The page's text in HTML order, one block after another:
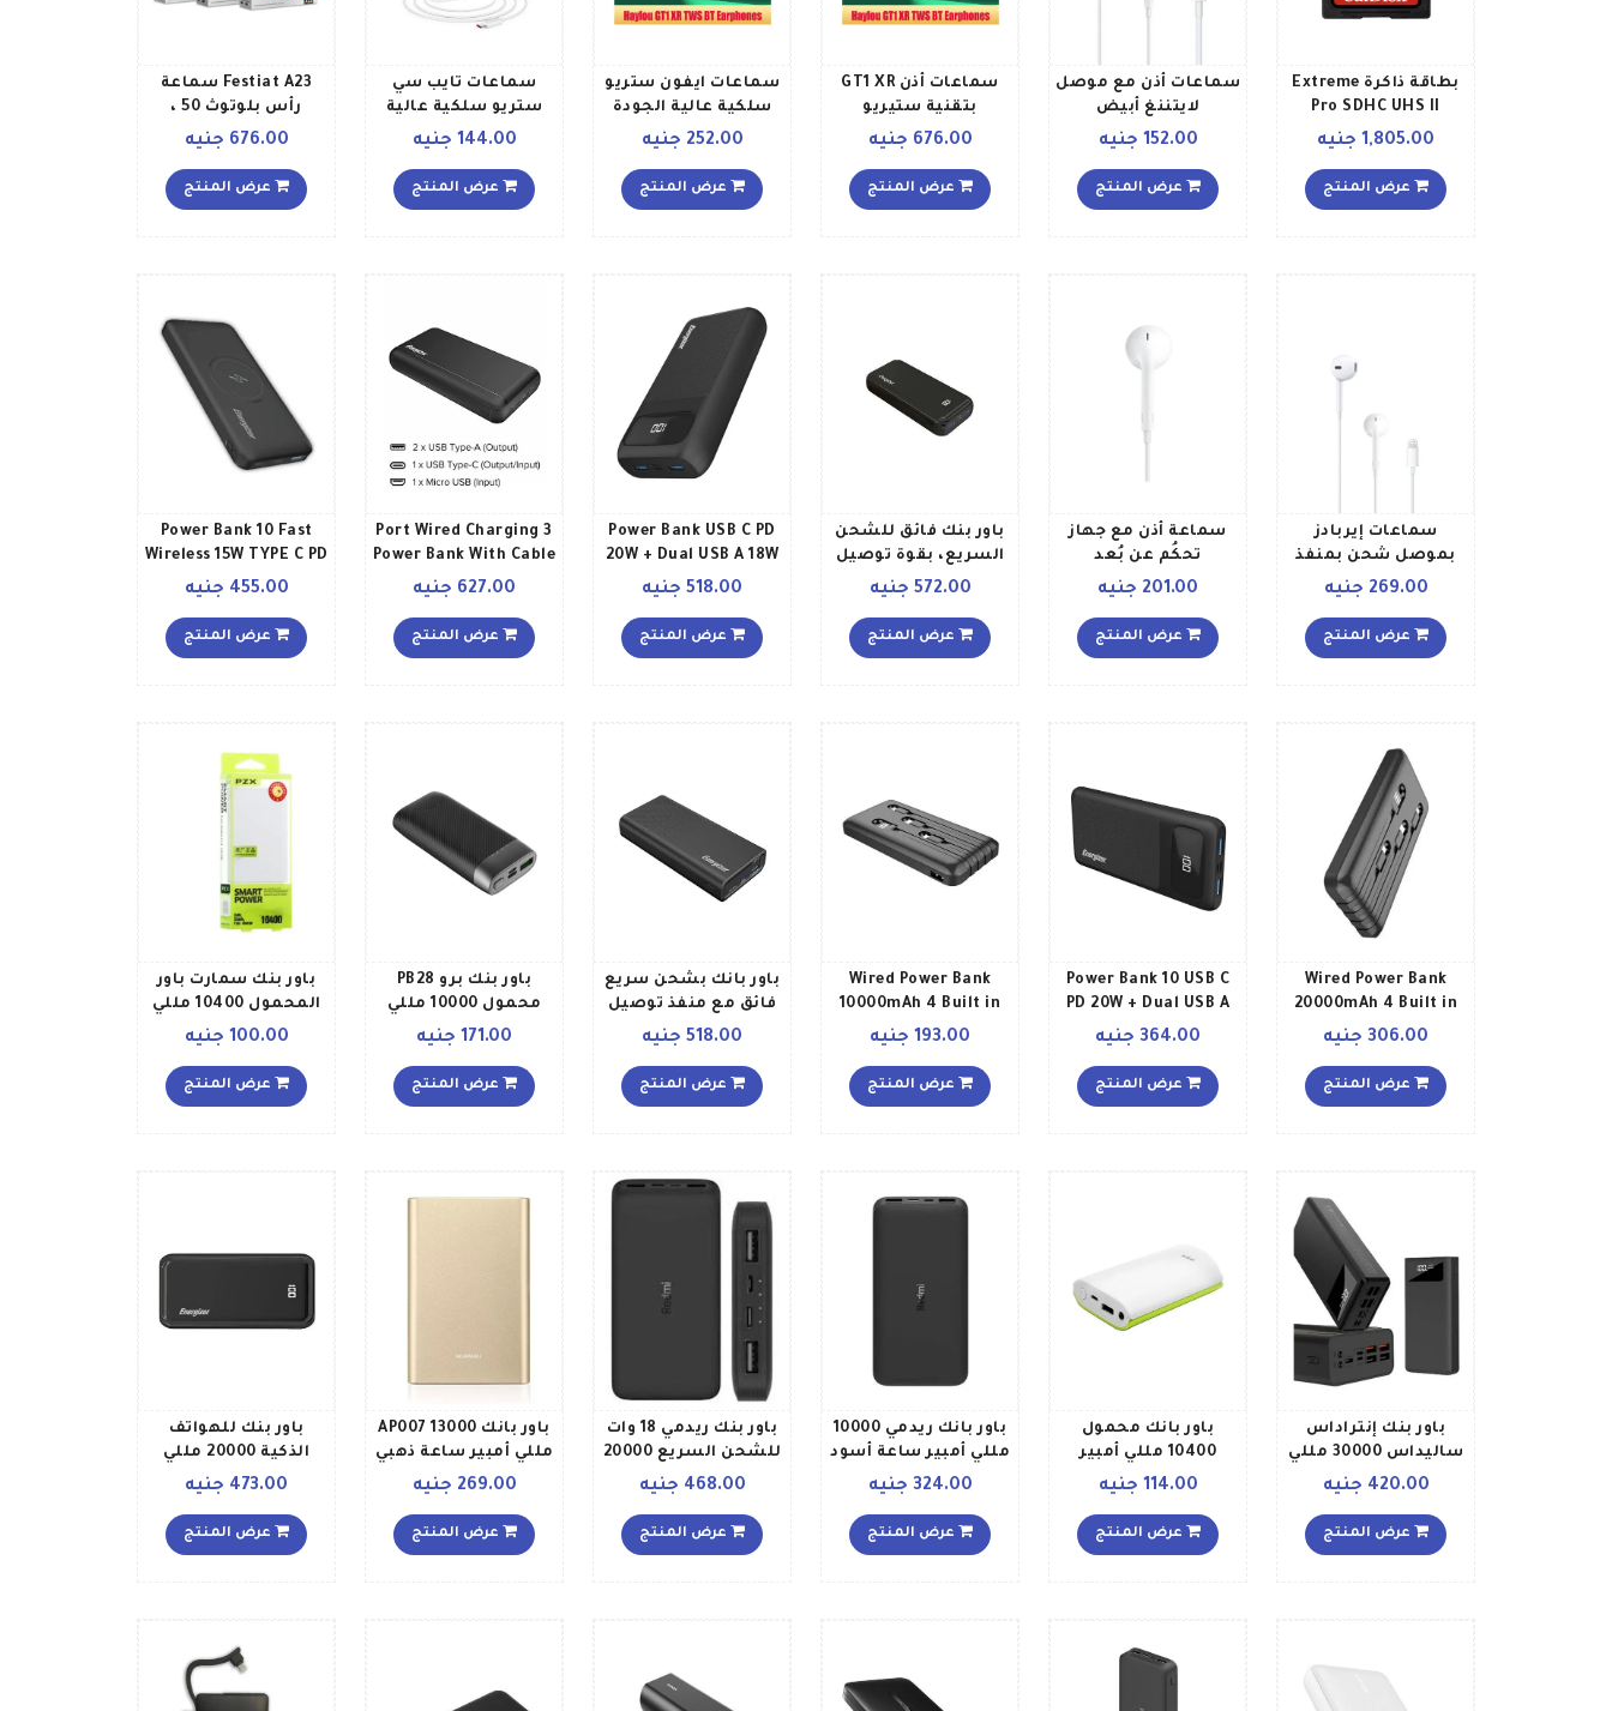
بطاقة ذاكرة Extreme
Pro SDHC UHS II
متعدد الألوان
1,805.00 جنيه
عرض المنتج
سماعات أذن مع موصل
لايتننغ أبيض
152.00 جنيه
عرض المنتج
سماعات أذن GT1 XR
بتقنية ستيريو
لاسلكية حقيقية أسود
676.00 جنيه
عرض المنتج
سماعات ايفون ستريو
سلكية عالية الجودة
مع ميكروفون
252.00 جنيه
عرض المنتج
سماعات تايب سي
ستريو سلكية عالية
الجودة مع ميكروفون
144.00 جنيه
عرض المنتج
Festiat A23 سماعة
رأس بلوتوث 50 ،
لاسلكية ، محمولة ،
بطاقة TF ، مع وظيفة
ANC لـ one fusion plus
676.00 جنيه
عرض المنتج
سماعات إيربادز
بموصل شحن بمنفذ
Lightning أبيض
269.00 جنيه
عرض المنتج
سماعة أُذن مع جهاز
تحكُم عن بُعد
ومايكروفون أبيض
201.00 جنيه
عرض المنتج
باور بنك فائق للشحن
السريع، بقوة توصيل
30 لهواتف آيفون،
بقدرة 225 وات للأجهزة
التي تعمل بنظام
572.00 جنيه
عرض المنتج
Power Bank USB C PD
20W + Dual USB A 18W
Output USB C Micro
Display 20000 مللي
أمبير ساعة أسود
518.00 جنيه
عرض المنتج
3 Port Wired Charging
Power Bank With Cable
30000 مللي أمبير627.00 جنيه
عرض المنتج
Power Bank 10 Fast
Wireless 15W TYPE C PD
20W USB A 18W Fast
أمبير ساعة أسود
455.00 جنيه
عرض المنتج
Wired Power Bank
20000mAh 4 Built in
Cables 20000 مللي
306.00 جنيه
عرض المنتج
Power Bank 10 USB C
PD 20W + Dual USB A
18W Output USB C
LCD Display 10000
مللي أمبير ساعة أسود
364.00 جنيه
عرض المنتج
Wired Power Bank
10000mAh 4 Built in
Cables 10000 مللي
193.00 جنيه
عرض المنتج
باور بانك بشحن سريع
فائق مع منفذ توصيل
طاقة 30 لهواتف آيفون
225 وات للأجهزة التي
تعمل بنظام أندرويد
أمبير ساعة أسود
518.00 جنيه
عرض المنتج
باور بنك برو PB28
محمول 10000 مللي
أمبير ساعة أسود
171.00 جنيه
عرض المنتج
باور بنك سمارت باور
المحمول 10400 مللي
أمبير ساعة أبيض
100.00 جنيه
عرض المنتج
باور بنك إنتراداس
ساليداس 30000 مللي
أمبير ساعة أسود
420.00 جنيه
عرض المنتج
باور بانك محمول
10400 مللي أمبير
ساعة أبيضأخضر
114.00 جنيه
عرض المنتج
باور بانك ريدمي 10000
مللي أمبير ساعة أسود
324.00 جنيه
عرض المنتج
باور بنك ريدمي 18 وات
للشحن السريع 20000
مللي أمبير ساعة أسود
468.00 جنيه
عرض المنتج
باور بانك AP007 13000
مللي أمبير ساعة ذهبي
269.00 جنيه
عرض المنتج
باور بنك للهواتف
الذكية 20000 مللي
أمبير ساعة أسود
473.00 جنيه
عرض المنتج